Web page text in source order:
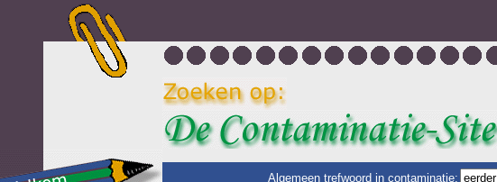
Algemeen trefwoord in contaminatie: